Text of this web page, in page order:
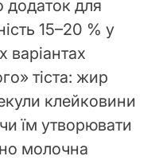
для
15–20 % у
варіантах
тіста: жир
клейковини
їм утворювати
молочна